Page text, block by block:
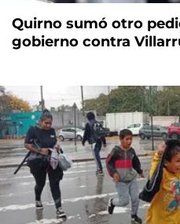
Quirno sumó otro
gobierno contra